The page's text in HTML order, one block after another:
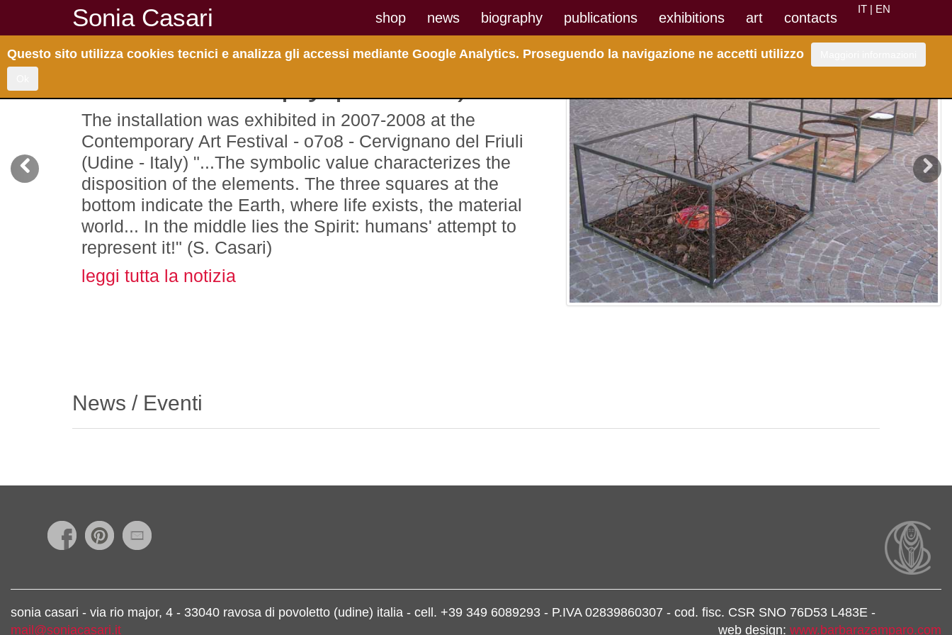
Sonia Casari shop news biography publications exhibitions art contacts
IT | EN
The installation was exhibited in 2007-2008 at the
Contemporary Art Festival - o7o8 - Cervignano del Friuli
(Udine - Italy) "...The symbolic value characterizes the
disposition of the elements. The three squares at the
bottom indicate the Earth, where life exists, the material
world... In the middle lies the Spirit: humans' attempt to
represent it!" (S. Casari)
leggi tutta la notizia
News / Eventi
sonia casari - via rio major, 4 - 33040 ravosa di povoletto (udine) italia - cell. +39 349 6089293 - P.IVA 02839860307 - cod. fisc. CSR SNO 76D53 L483E -
mail@soniacasari.it
web design: www.barbarazamparo.com
Questo sito utilizza cookies tecnici e analizza gli accessi mediante Google Analytics. Proseguendo la navigazione ne accetti utilizzo